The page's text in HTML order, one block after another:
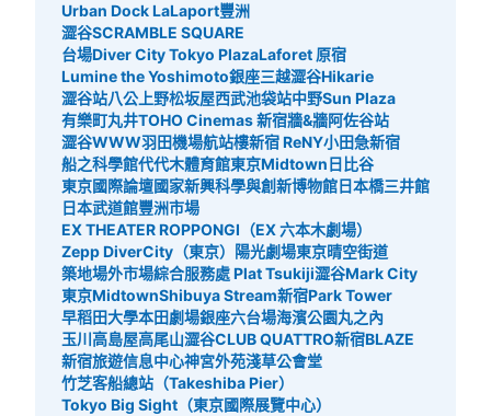
Urban Dock LaLaport豐洲
澀谷SCRAMBLE SQUARE
台場Diver City Tokyo PlazaLaforet 原宿
Lumine the Yoshimoto銀座三越澀谷Hikarie
澀谷站八公上野松坂屋西武池袋站中野Sun Plaza
有樂町丸井TOHO Cinemas 新宿牆&牆阿佐谷站
澀谷WWW羽田機場航站樓新宿 ReNY小田急新宿
船之科學館代代木體育館東京Midtown日比谷
東京國際論壇國家新興科學與創新博物館日本橋三井館
日本武道館豐洲市場
EX THEATER ROPPONGI（EX 六本木劇場）
Zepp DiverCity（東京）
陽光劇場東京晴空街道
築地場外市場綜合服務處 Plat Tsukiji澀谷Mark City
東京MidtownShibuya Stream新宿Park Tower
早稻田大學本田劇場銀座六台場海濱公園丸之內
玉川高島屋高尾山澀谷CLUB QUATTRO新宿BLAZE
新宿旅遊信息中心神宮外苑淺草公會堂
竹芝客船總站（Takeshiba Pier）
Tokyo Big Sight（東京國際展覽中心）